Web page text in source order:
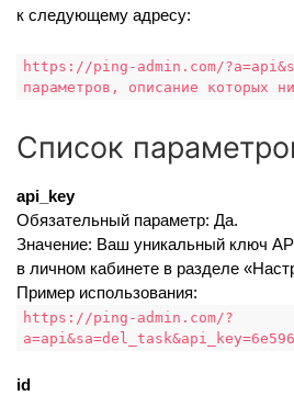
к следующему адресу:
https://ping-admin.com/
параметров, описание которых
Список
api_key
Обязательный параметр: Да.
Значение: Ваш уникальный ключ
в личном кабинете в разделе
Пример использования:
https://ping-admin.com/?
id